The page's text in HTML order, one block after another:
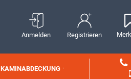
Anmelden Registrieren
KAMINABDECKUNG